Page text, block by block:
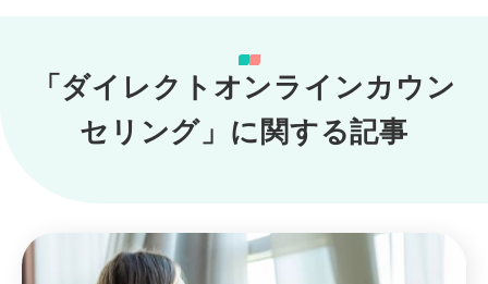
「ダイレクトオンラインカウン
セリング」に関する記事